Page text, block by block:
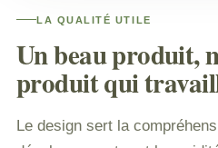
LA QUALITÉ UTILE
Un beau produit,
produit qui
Le design sert la